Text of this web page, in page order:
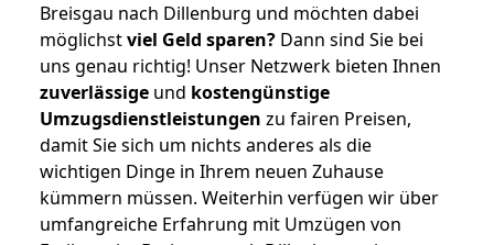
Breisgau nach Dillenburg und möchten dabei
möglichstviel Geld sparen? Dann sind Sie bei
uns genau richtig! Unser Netzwerk bieten Ihnen
zuverlässige und kostengünstige
Umzugsdienstleistungen zu fairen Preisen,
damit Sie sich um nichts anderes als die
wichtigen Dinge in Ihrem neuen Zuhause
kümmern müssen. Weiterhin verfügen wir über
umfangreiche Erfahrung mit Umzügen von